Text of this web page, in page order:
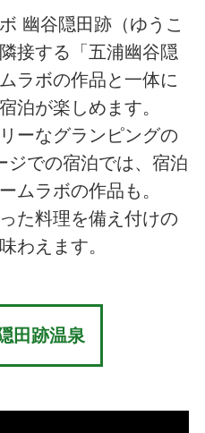
幽谷隠田跡（ゆうこ
接する「五浦幽谷隠
ラボの作品と一体に
泊が楽しめます。
ーなグランピングの
ジでの宿泊では、宿泊
ムラボの作品も。
た料理を備え付けの
わえます。
田跡温泉